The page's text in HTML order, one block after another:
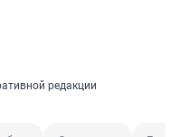
редакции